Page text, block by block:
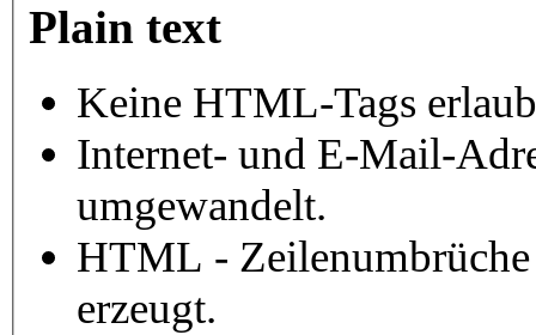
Plain text
Keine HTML-Tags
Internet- und E-Mail-
umgewandelt.
HTML - Zeilenumbrüche
erzeugt.